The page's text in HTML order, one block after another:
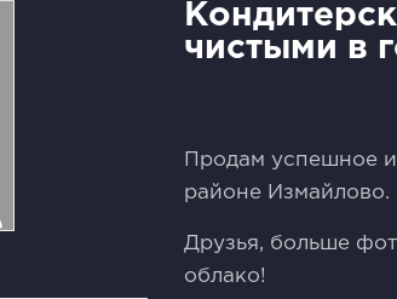
чистыми в
Продам успешное
районе Измайлово.
Друзья, больше
облако!